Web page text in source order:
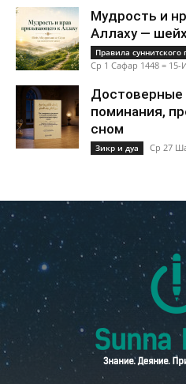
Мудрость и
Аллаху —
Правила суннитского
Ср 1 Сафар 1448 = 15-
Достоверные
поминания,
сном
Зикр и дуа Ср 27